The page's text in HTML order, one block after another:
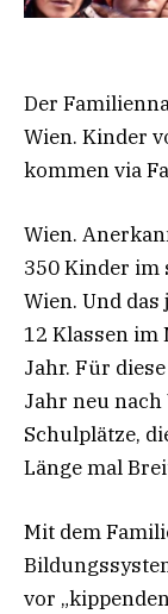
Der
Wien. Kinder
kommen via
Wien.
350 Kinder
Wien. Und
12 Klassen im
Jahr. Für
Jahr neu
Schulplätze,
Länge mal
Mit dem
vor